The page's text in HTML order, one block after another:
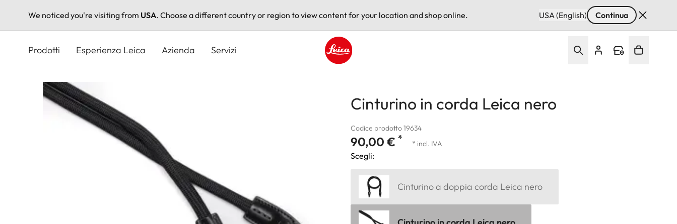
We noticed you're visiting from USA. Choose a different country or region to view content for your location and shop online. USA (English) Continua
Prodotti Esperienza Leica Azienda Servizi
Cinturino in corda Leica nero
Codice prodotto 19634
90,00 € * * incl. IVA
Scegli:
Cinturino a doppia corda Leica nero